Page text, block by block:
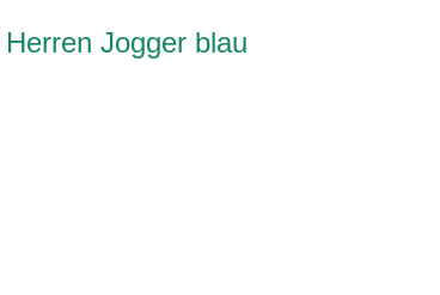
Jogger blau